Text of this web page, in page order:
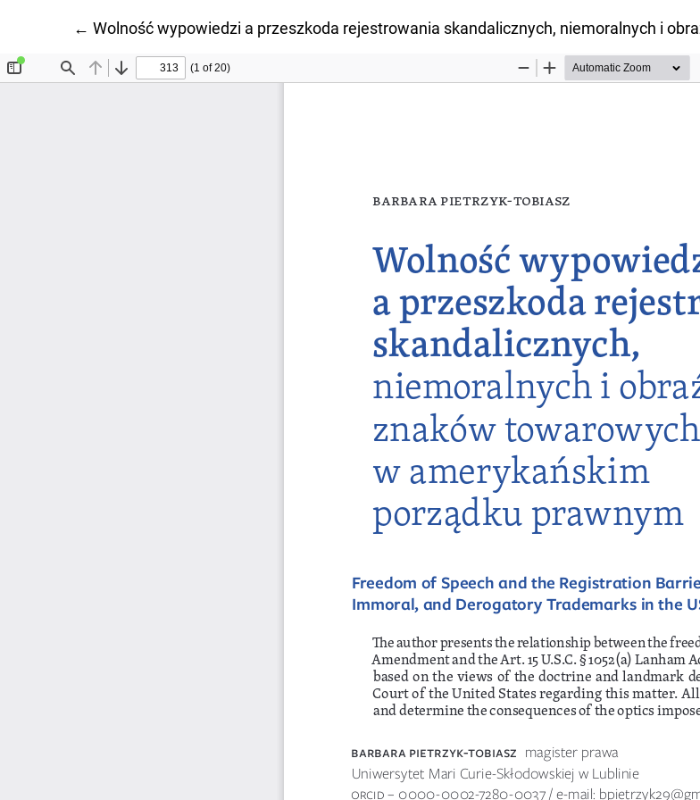
← Wróć do szczegółów artykułu
Wolność wypowiedzi a przeszkoda rejestrowania skandalicznych, niemoralnych i